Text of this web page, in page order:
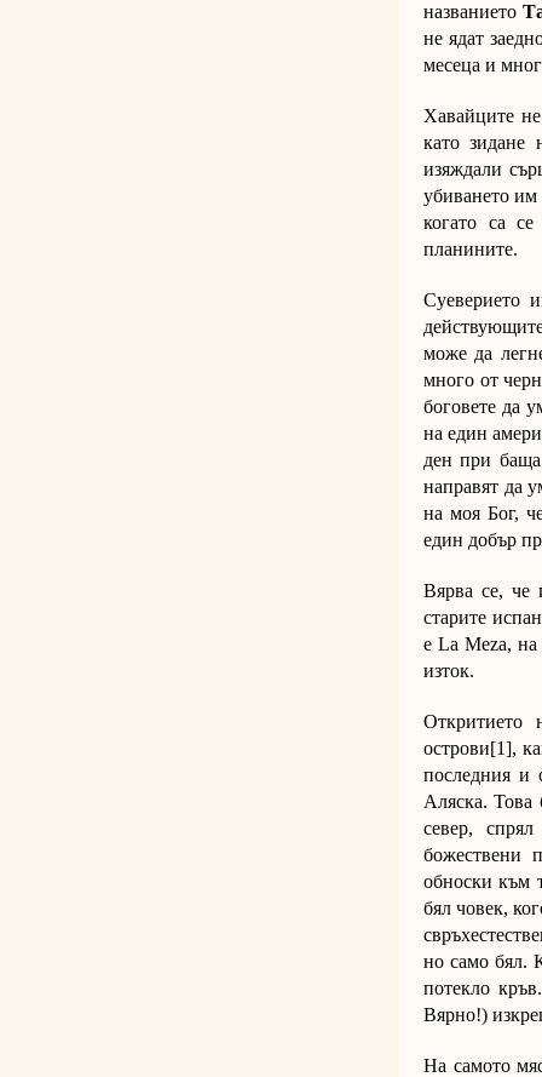
названието
не ядат
месеца и
Хавайците
като зидане
изяждали
убиването им
когато са
планините.
Суеверието
може да
много от
боговете да
на един
ден при
направят да
на моя Бог,
един добър
Вярва се, че
старите
е La Meza, на
изток.
Откритието
острови[1],
последния и
Аляска. Това
север,
божествени
обноски към
бял човек,
но само бял.
потекло
Вярно!)
На самото